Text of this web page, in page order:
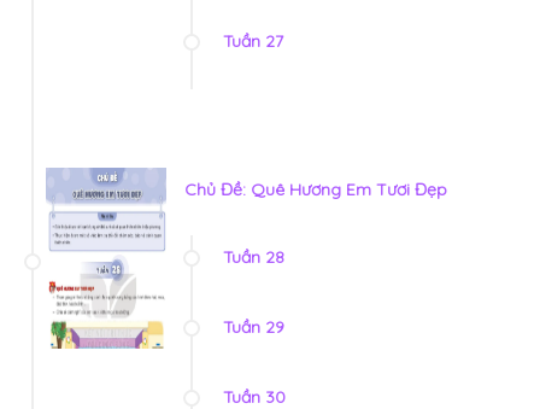
Tuần 27
Chủ Đề: Quê Hương Em Tươi Đẹp
Tuần 28
Tuần 29
Tuần 30